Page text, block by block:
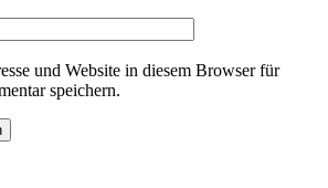
und Website in diesem Browser für
speichern.